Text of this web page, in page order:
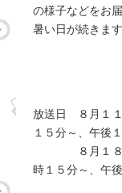
の様子などをお届
暑い日が続きま
放送日 ８月１
１５分～、午後
８月１８日
時１５分～、午